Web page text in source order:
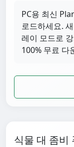
PC용 최신
로드하세요.
레이 모드로
100% 무료 다
식물 대 좀비